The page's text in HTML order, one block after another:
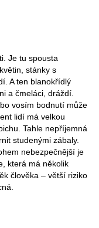
Je tu spousta
stánky s
A ten blanokřídlý
a čmeláci, dráždí.
vosím bodnutí může
lidí má velkou
Tahle nepříjemná
studenými zábaly.
nebezpečnější je
která má několik
člověka – větší riziko